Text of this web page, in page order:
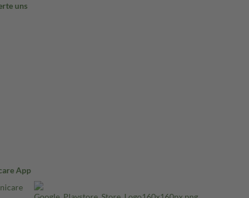
uns
App